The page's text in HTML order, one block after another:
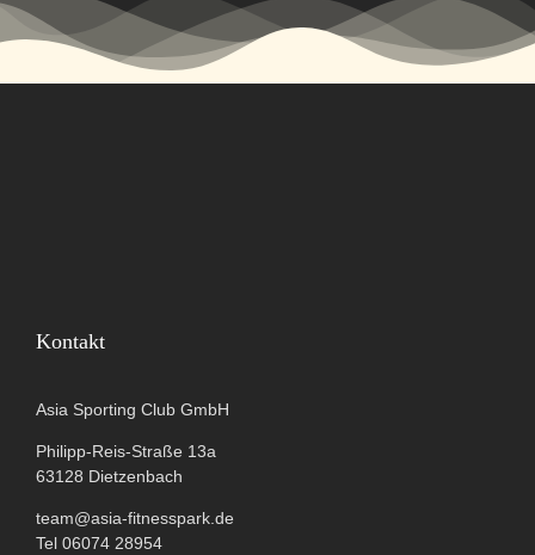
Kontakt
Asia Sporting Club GmbH
Philipp-Reis-Straße 13a
63128 Dietzenbach
team@asia-fitnesspark.de
Tel 06074 28954